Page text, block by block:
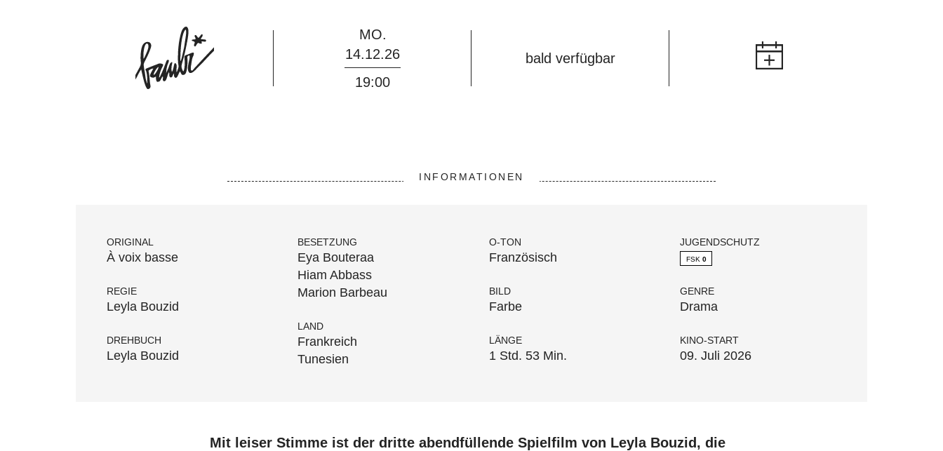
MO.
14.12.26
19:00
bald verfügbar
INFORMATIONEN
ORIGINAL
À voix basse
REGIE
Leyla Bouzid
DREHBUCH
Leyla Bouzid
BESETZUNG
Eya Bouteraa
Hiam Abbass
Marion Barbeau
LAND
Frankreich
Tunesien
O-TON
Französisch
BILD
Farbe
LÄNGE
1 Std. 53 Min.
JUGENDSCHUTZ
FSK 0
GENRE
Drama
KINO-START
09. Juli 2026
Mit leiser Stimme ist der dritte abendfüllende Spielfilm von Leyla Bouzid, die